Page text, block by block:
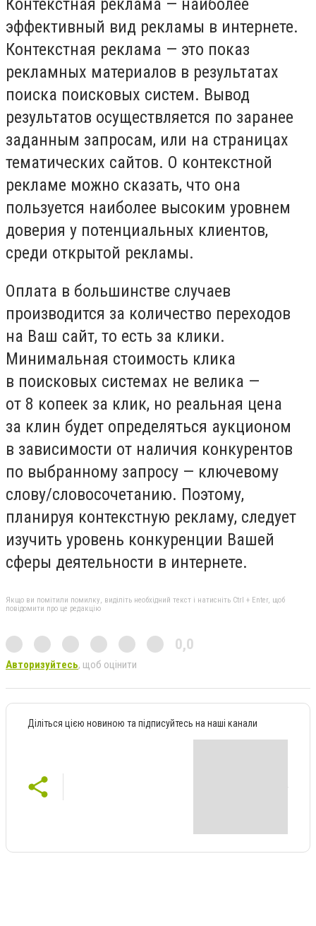
Контекстная реклама — наиболее
эффективный вид рекламы в интернете.
Контекстная реклама — это показ
рекламных материалов в результатах
поиска поисковых систем. Вывод
результатов осуществляется по заранее
заданным запросам, или на страницах
тематических сайтов. О контекстной
рекламе можно сказать, что она
пользуется наиболее высоким уровнем
доверия у потенциальных клиентов,
среди открытой рекламы.
Оплата в большинстве случаев
производится за количество переходов
на Ваш сайт, то есть за клики.
Минимальная стоимость клика
в поисковых системах не велика —
от 8 копеек за клик, но реальная цена
за клин будет определяться аукционом
в зависимости от наличия конкурентов
по выбранному запросу — ключевому
слову/словосочетанию. Поэтому,
планируя контекстную рекламу, следует
изучить уровень конкуренции Вашей
сферы деятельности в интернете.
Якщо ви помітили помилку, виділіть необхідний текст і натисніть Ctrl + Enter, щоб
повідомити про це редакцію
0,0
Авторизуйтесь, щоб оцінити
Діліться цією новиною та підписуйтесь на наші канали